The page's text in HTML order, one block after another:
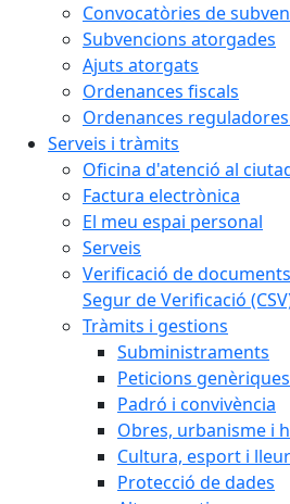
Convocatòries de
Subvencions atorgades
Ajuts atorgats
Ordenances fiscals
Ordenances
Serveis i tràmits
Oficina d'atenció al
Factura electrònica
El meu espai personal
Serveis
Verificació de
Segur de Verificació
Tràmits i gestions
Subministraments
Peticions genèriques
Padró i convivència
Obres, urbanisme i
Cultura, esport i
Protecció de dades